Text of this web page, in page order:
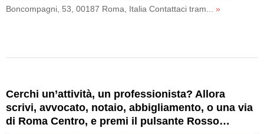
Boncompagni, 53, 00187 Roma, Italia Contattaci tram... »
Cerchi un’attività, un professionista? Allora
scrivi, avvocato, notaio, abbigliamento, o una via
di Roma Centro, e premi il pulsante Rosso…